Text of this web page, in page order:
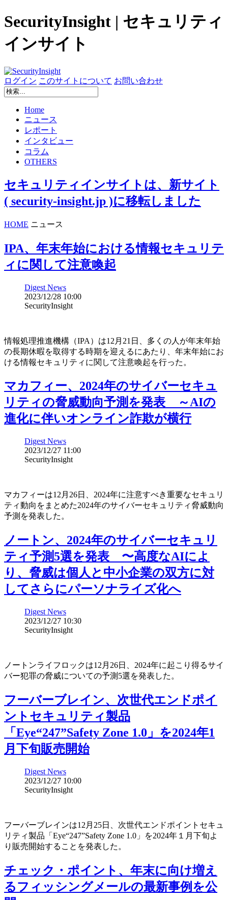
SecurityInsight | セキュリティ
インサイト
ログイン このサイトについて お問い合わせ
Home
ニュース
レポート
インタビュー
コラム
OTHERS
セキュリティインサイトは、新サイト
( security-insight.jp )に移転しました
HOME ニュース
IPA、年末年始における情報セキュリテ
ィに関して注意喚起
Digest News
2023/12/28 10:00
SecurityInsight
情報処理推進機構（IPA）は12月21日、多くの人が年末年始
の長期休暇を取得する時期を迎えるにあたり、年末年始にお
ける情報セキュリティに関して注意喚起を行った。
マカフィー、2024年のサイバーセキュ
リティの脅威動向予測を発表 ～AIの
進化に伴いオンライン詐欺が横行
Digest News
2023/12/27 11:00
SecurityInsight
マカフィーは12月26日、2024年に注意すべき重要なセキュリ
ティ動向をまとめた2024年のサイバーセキュリティ脅威動向
予測を発表した。
ノートン、2024年のサイバーセキュリ
ティ予測5選を発表 〜高度なAIによ
り、脅威は個人と中小企業の双方に対
してさらにパーソナライズ化へ
Digest News
2023/12/27 10:30
SecurityInsight
ノートンライフロックは12月26日、2024年に起こり得るサイ
バー犯罪の脅威についての予測5選を発表した。
フーバーブレイン、次世代エンドポイ
ントセキュリティ製品
「Eye“247”Safety Zone 1.0」を2024年1
月下旬販売開始
Digest News
2023/12/27 10:00
SecurityInsight
フーバーブレインは12月25日、次世代エンドポイントセキュ
リティ製品「Eye“247”Safety Zone 1.0」を2024年１月下旬よ
り販売開始することを発表した。
チェック・ポイント、年末に向け増え
るフィッシングメールの最新事例を公